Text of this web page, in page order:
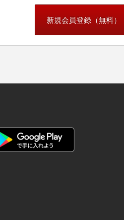
新規会員登録（無料）